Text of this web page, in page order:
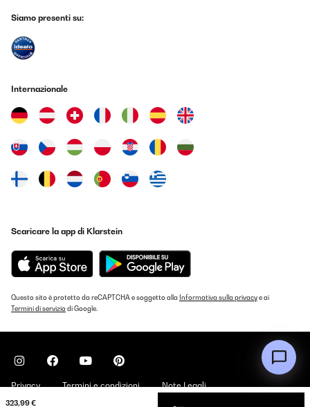
323,99 €
Siamo presenti su:
Internazionale
Scaricare la app di Klarstein
Questo sito è protetto da reCAPTCHA e soggetto alla Informativa sulla privacye ai
Termini di serviziodi Google.
Privacy Termini e condizioni Note Legali